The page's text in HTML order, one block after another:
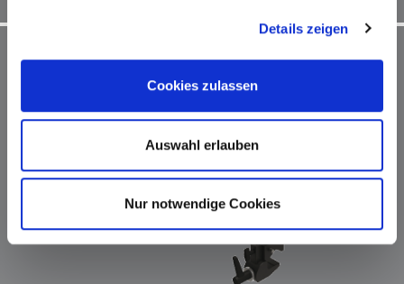
Details zeigen
Cookies zulassen
Auswahl erlauben
Nur notwendige Cookies